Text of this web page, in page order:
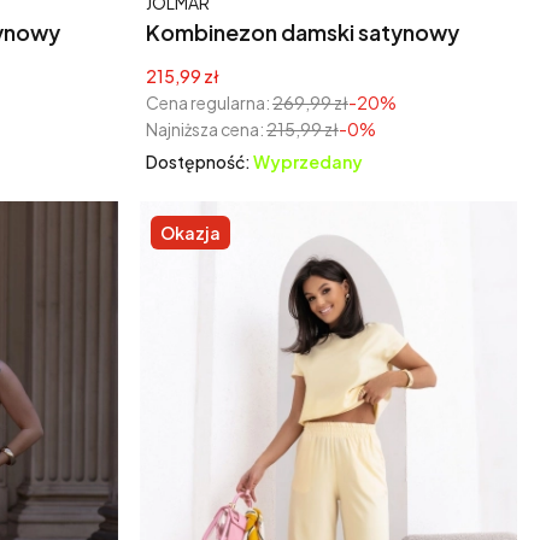
Kombinezon damski satynowy
czarny
Cena promocyjna
215,99 zł
Cena regularna:269,99 zł-20%
Najniższa cena:215,99 zł-0%
Dostępność: Wyprzedany
Okazja